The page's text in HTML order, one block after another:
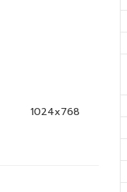
1024x768